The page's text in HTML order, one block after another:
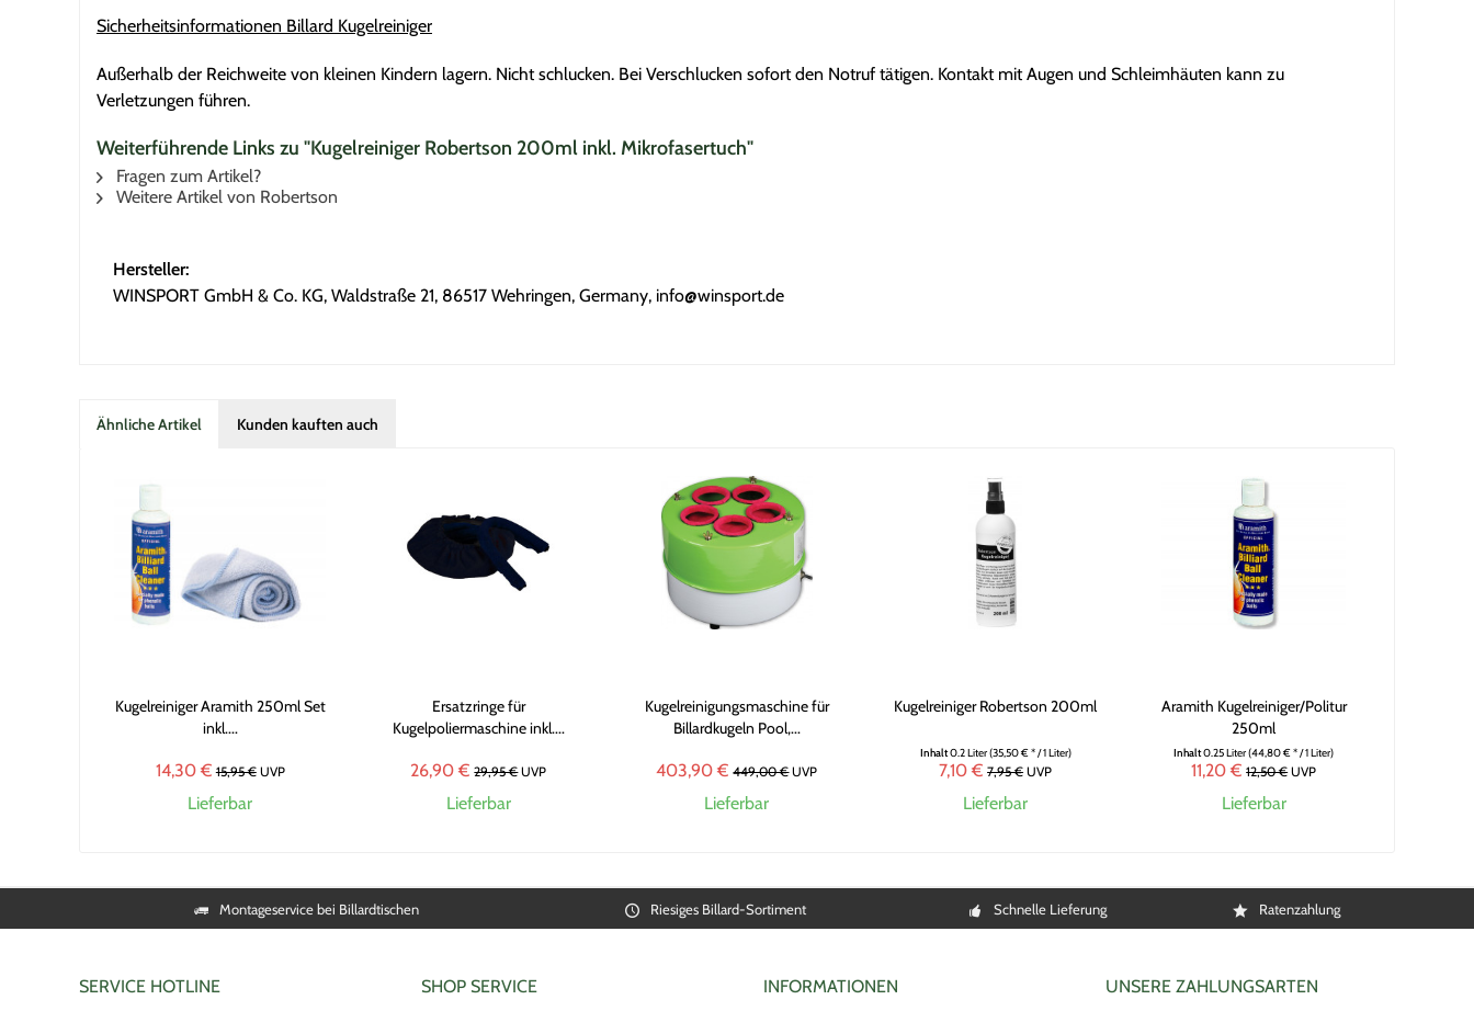
Sicherheitsinformationen Billard Kugelreiniger
Außerhalb der Reichweite von kleinen Kindern lagern. Nicht schlucken. Bei Verschlucken sofort den Notruf tätigen. Kontakt mit Augen und Schleimhäuten kann zu
Verletzungen führen.
Weiterführende Links zu "Kugelreiniger Robertson 200ml inkl. Mikrofasertuch"
Fragen zum Artikel?
Weitere Artikel von Robertson
Hersteller:
WINSPORT GmbH & Co. KG, Waldstraße 21, 86517 Wehringen, Germany, info@winsport.de
Ähnliche Artikel Kunden kauften auch
Kugelreiniger Aramith 250ml Set
inkl....
14,30 € 15,95 €UVP
Lieferbar
Ersatzringe für
Kugelpoliermaschine inkl....
26,90 € 29,95 €UVP
Lieferbar
Kugelreinigungsmaschine für
Billardkugeln Pool,...
403,90 € 449,00 €UVP
Lieferbar
Kugelreiniger Robertson 200ml
Inhalt0.2 Liter(35,50 € * / 1 Liter)
7,10 € 7,95 € UVP
Lieferbar
Aramith Kugelreiniger/Politur
250ml
Inhalt0.25 Liter(44,80 € * / 1 Liter)
11,20 € 12,50 €UVP
Lieferbar
Montageservice bei Billardtischen Riesiges Billard-Sortiment Schnelle Lieferung Ratenzahlung
SERVICE HOTLINE SHOP SERVICE INFORMATIONEN UNSERE ZAHLUNGSARTEN